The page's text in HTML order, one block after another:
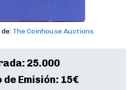
The Coinhouse Auctions
25.000
de Emisión: 15€